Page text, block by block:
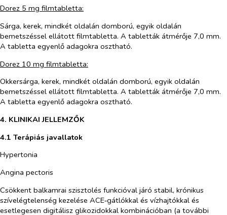
Dorez 5 mg filmtabletta:
Sárga, kerek, mindkét oldalán domború, egyik oldalán
bemetszéssel ellátott filmtabletta. A tabletták átmérője 7,0 mm.
A tabletta egyenlő adagokra osztható.
Dorez 10 mg filmtabletta:
Okkersárga, kerek, mindkét oldalán domború, egyik oldalán
bemetszéssel ellátott filmtabletta. A tabletták átmérője 7,0 mm.
A tabletta egyenlő adagokra osztható.
4. KLINIKAI JELLEMZŐK
4.1 Terápiás javallatok
Hypertonia
Angina pectoris
Csökkent balkamrai szisztolés funkcióval járó stabil, krónikus
szívelégtelenség kezelése ACE‑gátlókkal és vízhajtókkal és
esetlegesen digitálisz glikozidokkal kombinációban (a további